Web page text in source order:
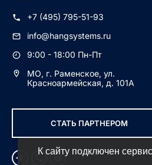
+7 (495) 795-51-93
info@hangsystems.ru
9:00 - 18:00 Пн-Пт
МО, г. Раменское, ул.
Красноармейская, д. 101А
СТАТЬ ПАРТНЕРОМ
К сайту подключен